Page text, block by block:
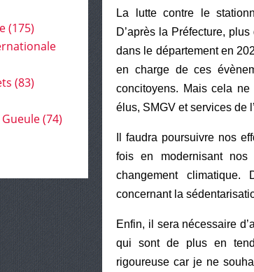
La lutte contre le
D’après la Préfecture,
dans le département en
en charge de ces
concitoyens. Mais cela
élus, SMGV et services de
Il faudra poursuivre nos
fois en modernisant nos
changement
concernant la
Enfin, il sera nécessaire
qui sont de plus en
rigoureuse car je ne
(175)
(83)
(74)